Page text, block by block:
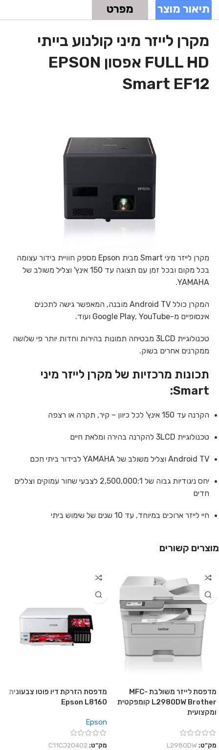
תיאור מוצר מפרט
מקרן לייזר מיני קולנוע בייתי
FULL HD אפסון EPSON
Smart EF12
מקרן לייזר מיני Smart מבית Epson מספק חוויית בידור עצומה
בכל מקום ובכל זמן עם תצוגה עד 150 אינץ' וצליל משולב של
YAMAHA.
המקרן כולל Android TV מובנה, המאפשר גישה לתכנים
אינסופיים מ-Google Play, YouTube ועוד.
טכנולוגיית 3LCD מבטיחה תמונות בהירות וחדות יותר פי שלושה
ממקרנים אחרים בשוק.
תכונות מרכזיות של מקרן לייזר מיני
Smart:
הקרנה עד 150 אינץ' לכל כיוון – קיר, תקרה או רצפה
טכנולוגיית 3LCD להקרנה בהירה ומלאת חיים
Android TV וצליל משולב של YAMAHA לבידור ביתי חכם
יחס ניגודיות גבוה של 2,500,000:1 לצבעי שחור עמוקים וצללים
חדים
חיי לייזר ארוכים במיוחד, עד 10 שנים של שימוש ביתי
מוצרים קשורים
מדפסת לייזר משולבת MFC-
L2980DW Brother קומפקטית
ומקצועית
מק"ט: L2980DW
מדפסת הזרקת דיו פוטו צבעונית
Epson L8160
Epson
מק"ט: C11CJ20402